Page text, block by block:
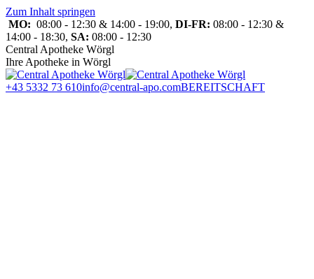
Zum Inhalt springen
MO: 08:00 - 12:30 & 14:00 - 19:00, DI-FR: 08:00 - 12:30 &
14:00 - 18:30, SA: 08:00 - 12:30
Central Apotheke Wörgl
Ihre Apotheke in Wörgl
+43 5332 73 610info@central-apo.comBEREITSCHAFT